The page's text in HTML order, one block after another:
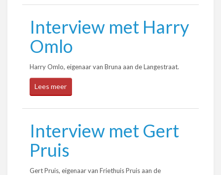
Interview met Harry
Omlo
Harry Omlo, eigenaar van Bruna aan de Langestraat.
Lees meer
Interview met Gert
Pruis
Gert Pruis, eigenaar van Friethuis Pruis aan de